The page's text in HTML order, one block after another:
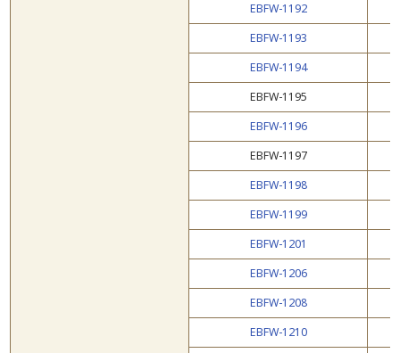
EBFW-1192
EBFW-1193
EBFW-1194
EBFW-1195
EBFW-1196
EBFW-1197
EBFW-1198
EBFW-1199
EBFW-1201
EBFW-1206
EBFW-1208
EBFW-1210